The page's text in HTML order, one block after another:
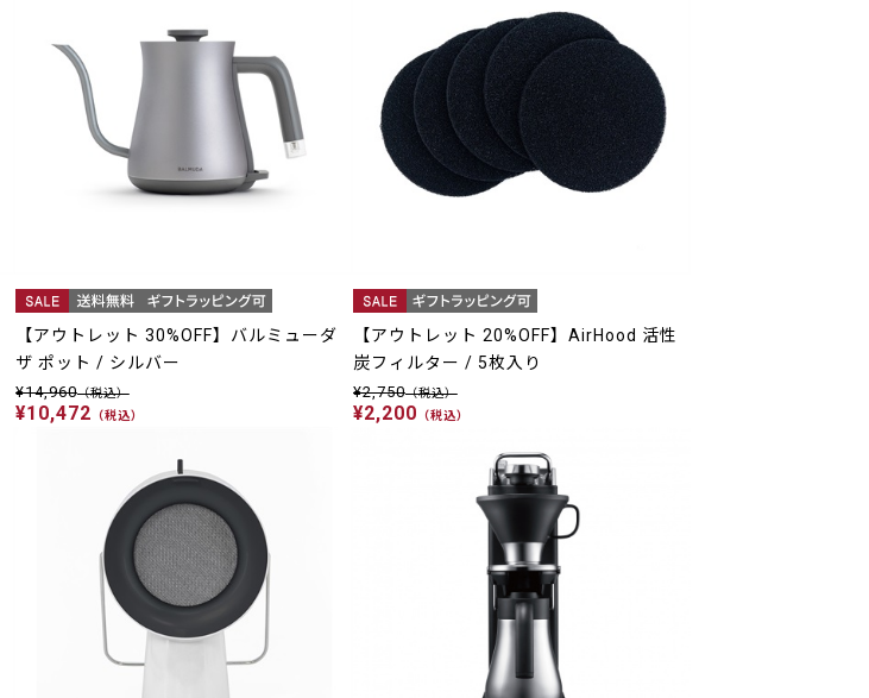
【アウトレット 30%OFF】バルミューダ
ザ ポット / シルバー
¥14,960（税込）
¥10,472 （税込）
【アウトレット 20%OFF】AirHood 活性
炭フィルター / 5枚入り
¥2,750（税込）
¥2,200 （税込）